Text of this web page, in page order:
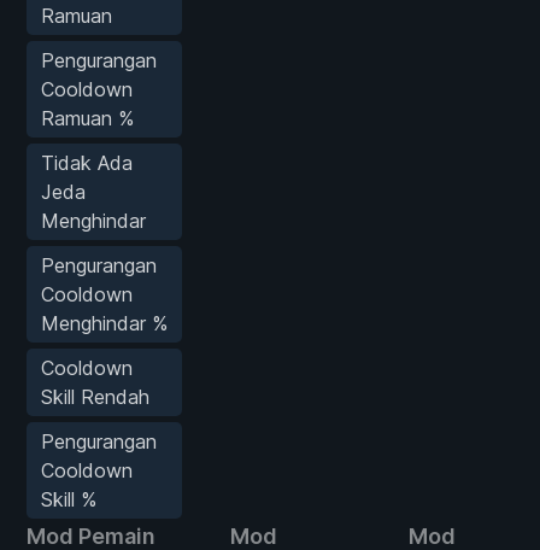
Ramuan
Pengurangan
Cooldown
Ramuan %
Tidak Ada
Jeda
Menghindar
Pengurangan
Cooldown
Menghindar %
Cooldown
Skill Rendah
Pengurangan
Cooldown
Skill %
Mod Pemain
Mod
Mod